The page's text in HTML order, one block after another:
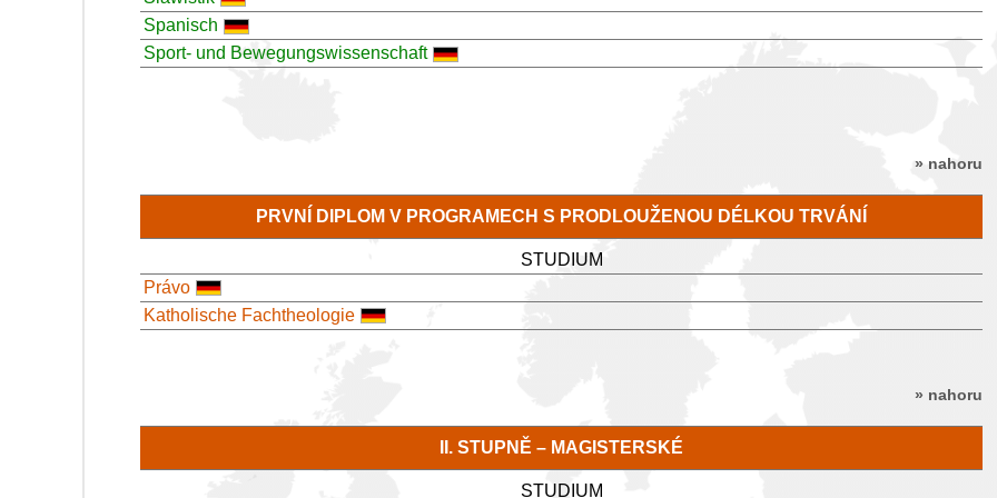
Spanisch
Sport- und Bewegungswissenschaft
» nahoru
PRVNÍ DIPLOM V PROGRAMECH S PRODLOUŽENOU DÉLKOU TRVÁNÍ
STUDIUM
Právo
Katholische Fachtheologie
» nahoru
II. STUPNĚ – MAGISTERSKÉ
STUDIUM